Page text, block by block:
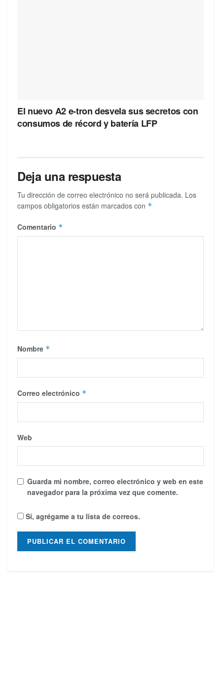
El nuevo A2 e-tron desvela sus secretos con
consumos de récord y batería LFP
Deja una respuesta
Tu dirección de correo electrónico no será publicada. Los
campos obligatorios están marcados con *
Comentario *
Nombre *
Correo electrónico *
Web
Guarda mi nombre, correo electrónico y web en este
navegador para la próxima vez que comente.
Sí, agrégame a tu lista de correos.